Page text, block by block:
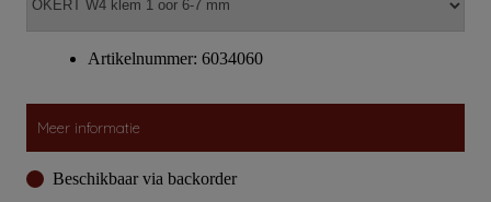
Artikelnummer: 6034060
Meer informatie
Beschikbaar via backorder